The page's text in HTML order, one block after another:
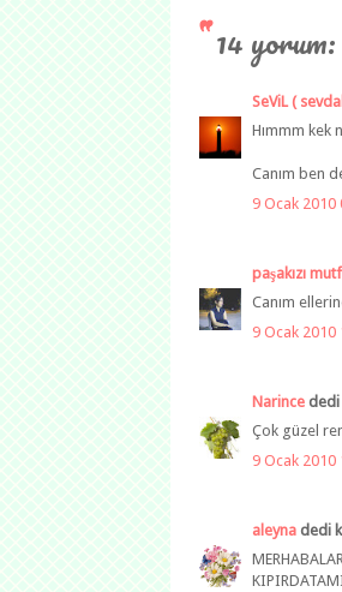
14 yorum:
SeViL (
Hımmm kek
Canım ben
9 Ocak 2010
paşakızı
Canım
9 Ocak 2010
Narince dedi
Çok güzel
9 Ocak 2010
aleyna dedi